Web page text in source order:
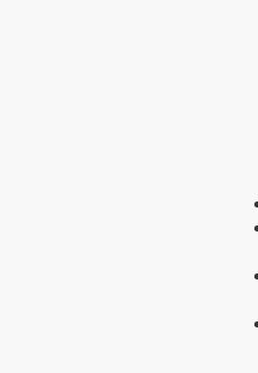
online bereit.